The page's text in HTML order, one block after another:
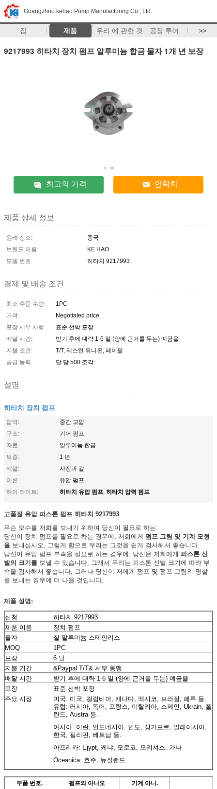
Guangzhou kehao Pump Manufacturing Co., Ltd.
집 제품 우리 에 관한 것 공장 투어 >>
9217993 히타치 장치 펌프 알루미늄 합금 물자 1개 년 보장
최고의 가격 연락처
제품 상세 정보
원래 장소:
중국
브랜드 이름:
KE HAO
모델 번호:
히타치 9217993
결제 및 배송 조건
최소 주문 수량:
1PC
가격:
Negotiated price
포장 세부 사항:
표준 선박 포장
배달 시간:
받기 후에 대략 1-6 일 (양에 근거를 두는) 예금을
지불 조건:
T/T, 웨스턴 유니온, 페이팔
공급 능력:
달 당 500 조각
설명
히타치 장치 펌프
압박:
중간 고압
구조:
기어 펌프
자료:
알루미늄 합금
보증:
1 년
색깔:
사진과 같
이론:
유압 펌프
하이 라이트:
히타치 유압 펌프, 히타치 압력 펌프
고품질 유압 피스톤 펌프 히타치 9217993
무슨 모수를 저희를 보내기 위하여 당신이 필요로 하는:
당신이 장치 펌프를 필요로 하는 경우에, 저희에게 펌프 그림 및 기계 모형
을 보내십시오, 그렇게 함으로 우리는 그것을 쉽게 검사해서 좋습니다.
당신이 유압 펌프 부속을 필요로 하는 경우에, 당신은 저희에게 피스톤 신
발의 크기를 보낼 수 있습니다, 그래서 우리는 피스톤 신발 크기에 따라 부
속을 검사해서 좋습니다, 그러나 당신이 저에게 펌프 및 펌프 그림의 명찰
을 보내는 경우에 더 나을 것입니다,
제품 설명:
신청
히타치 9217993
제품 이름
장치 펌프
물자
철 알루미늄 스테인리스
MOQ
1PC
보장
6 달
지불 기간
&Paypal T/T& 서부 동맹
배달 시간
받기 후에 대략 1-6 일 (양에 근거를 두는) 예금을
포장
표준 선박 포장
주요 시장
미국: 미국, 컬럼비아, 캐나다, 멕시코, 브라질, 페루 등.
유럽: 러시아, 독어, 프랑스, 이탈리아, 스페인, Ukrain, 폴
란드, Austra 등.
아시아: 이란, 인도네시아, 인도, 싱가포르, 말레이시아,
한국, 필리핀, 베트남 등.
아프리카: Ejypt, 케냐, 모로코, 모리셔스, 가나
Oceanica: 호주, 뉴질랜드
부품 번호. 펌프의 아니오
기계 아니.